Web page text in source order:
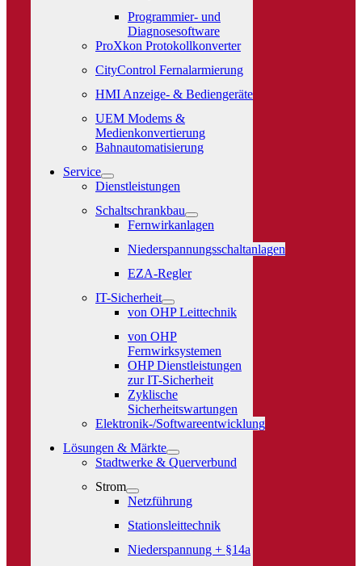
Programmier- und
Diagnosesoftware
ProXkon Protokollkonverter
CityControl Fernalarmierung
HMI Anzeige- & Bediengeräte
UEM Modems &
Medienkonvertierung
Bahnautomatisierung
Service
Dienstleistungen
Schaltschrankbau
Fernwirkanlagen
Niederspannungsschaltanlagen
EZA-Regler
IT-Sicherheit
von OHP Leittechnik
von OHP
Fernwirksystemen
OHP Dienstleistungen
zur IT-Sicherheit
Zyklische
Sicherheitswartungen
Elektronik-/Softwareentwicklung
Lösungen & Märkte
Stadtwerke & Querverbund
Strom
Netzführung
Stationsleittechnik
Niederspannung + §14a